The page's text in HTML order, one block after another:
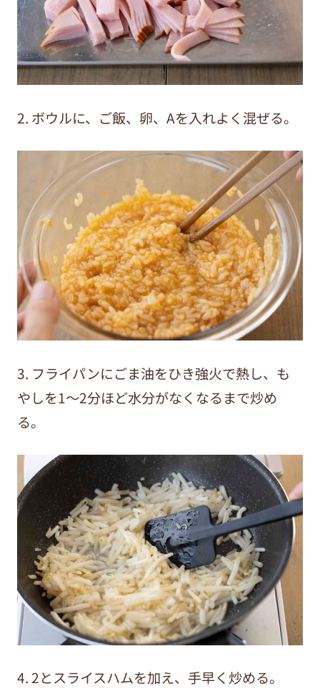
2. ボウルに、ご飯、卵、Aを入れよく混ぜる。
3. フライパンにごま油をひき強火で熱し、も
やしを1～2分ほど水分がなくなるまで炒め
る。
4. 2とスライスハムを加え、手早く炒める。